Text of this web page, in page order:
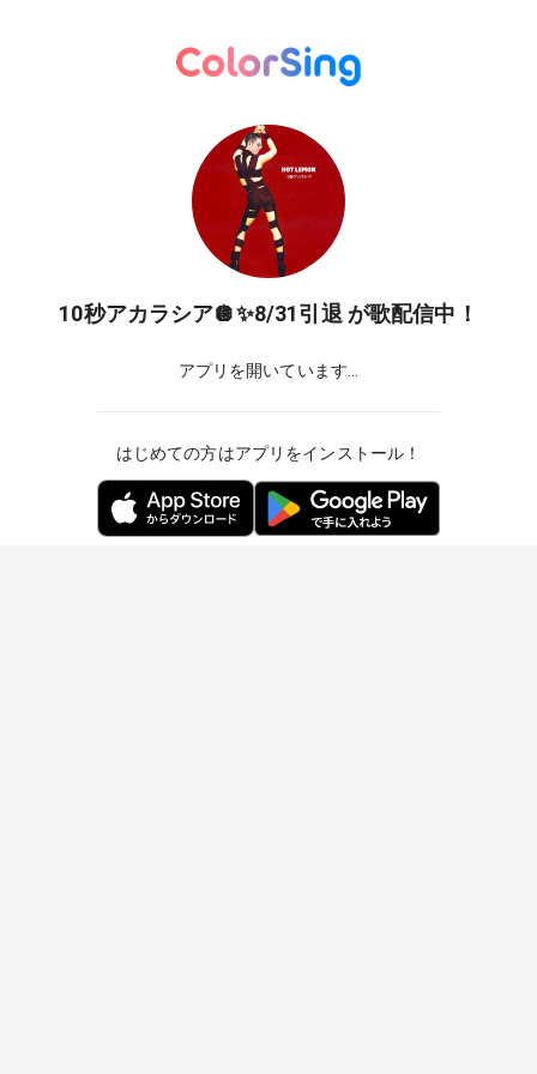
10秒アカラシア🪩✨8/31引退 が歌配信中！
アプリを開いています...
はじめての方はアプリをインストール！